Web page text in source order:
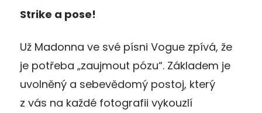
Strike a pose!
Už Madonna ve své písni Vogue zpívá, že
je potřeba „zaujmout pózu“. Základem je
uvolněný a sebevědomý postoj, který
z vás na každé fotografii vykouzlí